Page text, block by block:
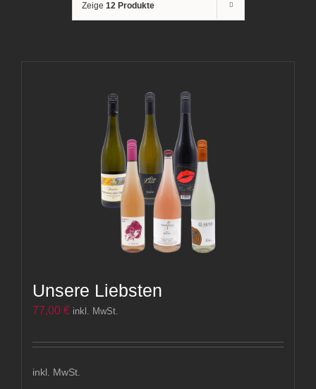
Zeige 12 Produkte
Unsere Liebsten
77,00 € inkl. MwSt.
inkl. MwSt.